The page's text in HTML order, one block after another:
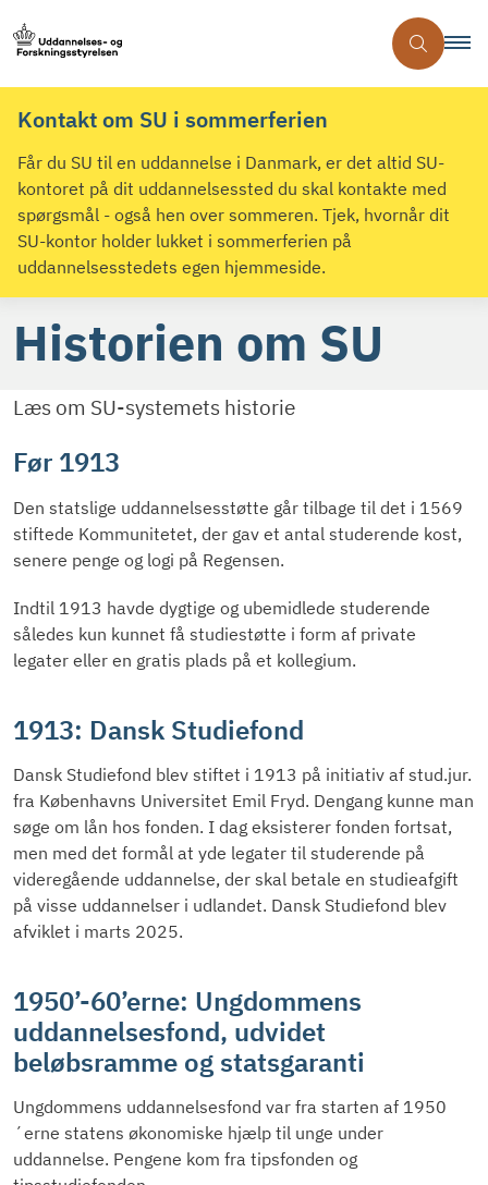
Kontakt om SU i sommerferien
Får du SU til en uddannelse i Danmark, er det altid SU-
kontoret på dit uddannelsessted du skal kontakte med
spørgsmål - også hen over sommeren. Tjek, hvornår dit
SU-kontor holder lukket i sommerferien på
uddannelsesstedets egen hjemmeside.
Historien om SU
Læs om SU-systemets historie
Før 1913
Den statslige uddannelsesstøtte går tilbage til det i 1569
stiftede Kommunitetet, der gav et antal studerende kost,
senere penge og logi på Regensen.
Indtil 1913 havde dygtige og ubemidlede studerende
således kun kunnet få studiestøtte i form af private
legater eller en gratis plads på et kollegium.
1913: Dansk Studiefond
Dansk Studiefond blev stiftet i 1913 på initiativ af stud.jur.
fra Københavns Universitet Emil Fryd. Dengang kunne man
søge om lån hos fonden. I dag eksisterer fonden fortsat,
men med det formål at yde legater til studerende på
videregående uddannelse, der skal betale en studieafgift
på visse uddannelser i udlandet. Dansk Studiefond blev
afviklet i marts 2025.
1950’-60’erne: Ungdommens
uddannelsesfond, udvidet
beløbsramme og statsgaranti
Ungdommens uddannelsesfond var fra starten af 1950
´erne statens økonomiske hjælp til unge under
uddannelse. Pengene kom fra tipsfonden og